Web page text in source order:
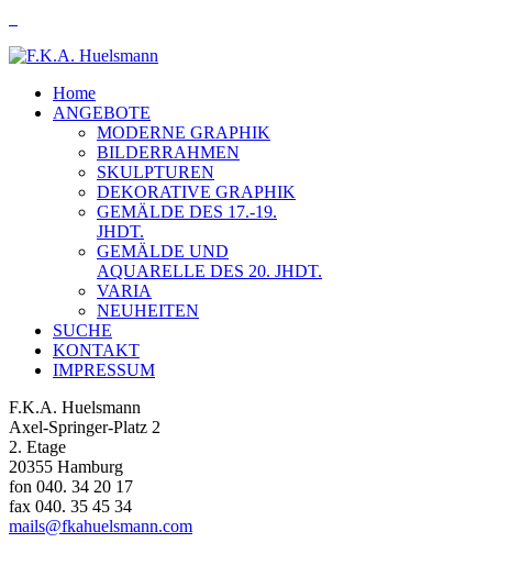
Home
ANGEBOTE
MODERNE GRAPHIK
BILDERRAHMEN
SKULPTUREN
DEKORATIVE GRAPHIK
GEMÄLDE DES 17.-19.
JHDT.
GEMÄLDE UND
AQUARELLE DES 20. JHDT.
VARIA
NEUHEITEN
SUCHE
KONTAKT
IMPRESSUM
F.K.A. Huelsmann
Axel-Springer-Platz 2
2. Etage
20355 Hamburg
fon 040. 34 20 17
fax 040. 35 45 34
mails@fkahuelsmann.com